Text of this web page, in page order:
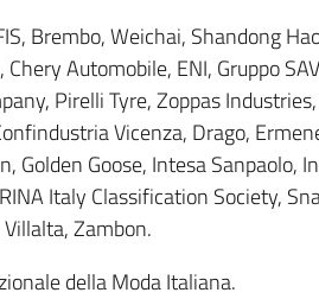
Brembo, Weichai, Shandong
Automobile, ENI, Gruppo
Pirelli Tyre, Zoppas
Vicenza, Drago,
Golden Goose, Intesa Sanpaolo,
Italy Classification Society,
Zambon.
della Moda Italiana.